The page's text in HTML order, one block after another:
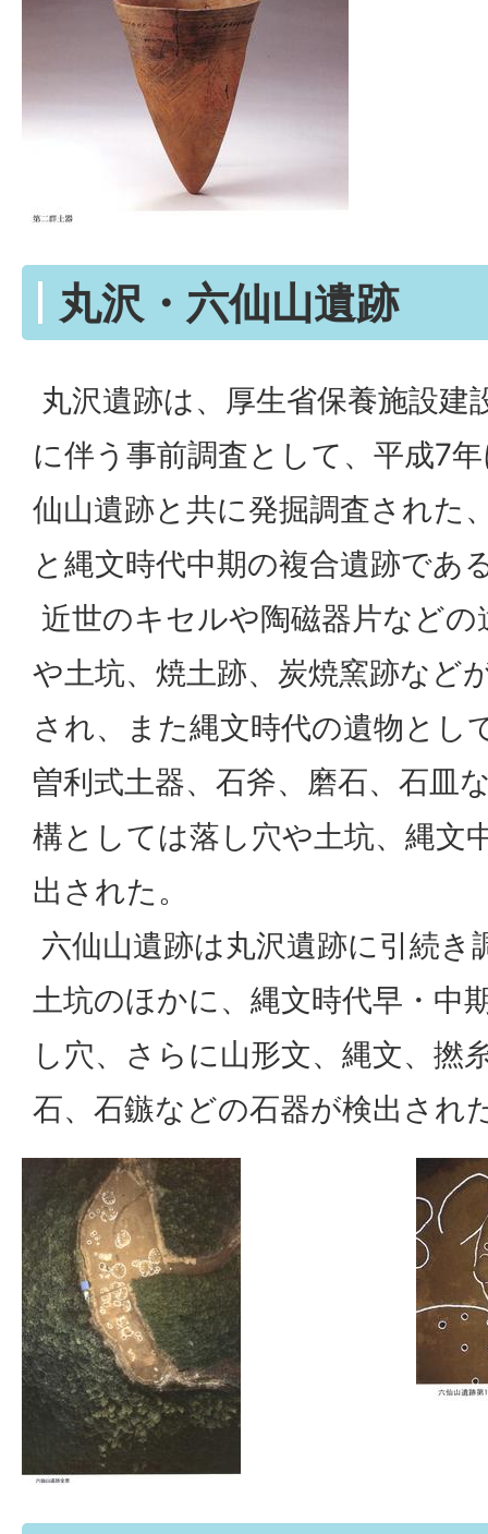
丸沢・六仙山遺跡
丸沢遺跡は、厚生省保養施設建
に伴う事前調査として、平成7
仙山遺跡と共に発掘調査された
と縄文時代中期の複合遺跡であ
近世のキセルや陶磁器片などの
や土坑、焼土跡、炭焼窯跡など
され、また縄文時代の遺物とし
曽利式土器、石斧、磨石、石皿
構としては落し穴や土坑、縄文
出された。
六仙山遺跡は丸沢遺跡に引続き
土坑のほかに、縄文時代早・中
し穴、さらに山形文、縄文、撚
石、石鏃などの石器が検出され